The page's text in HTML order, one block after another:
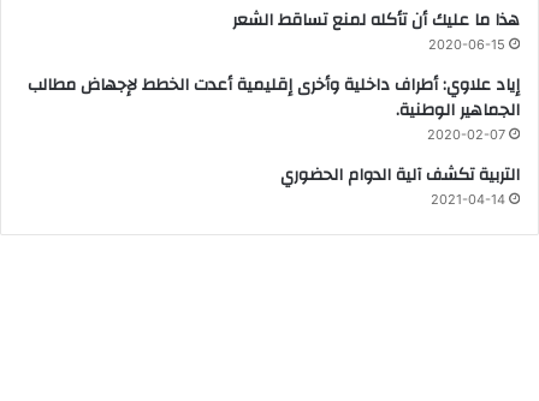
هذا ما عليك أن تأكله لمنع تساقط الشعر
2020-06-15
‏إياد علاوي: أطراف داخلية وأخرى إقليمية أعدت الخطط لإجهاض مطالب
الجماهير الوطنية.
2020-02-07
التربية تكشف آلية الدوام الحضوري
2021-04-14